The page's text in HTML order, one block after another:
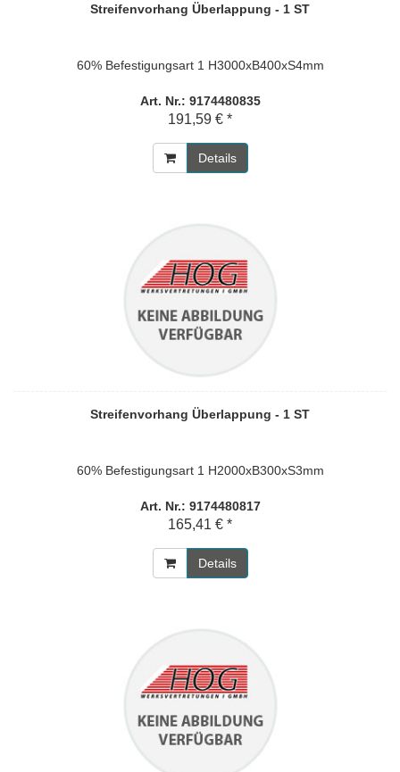
Streifenvorhang Überlappung - 1 ST
60% Befestigungsart 1 H3000xB400xS4mm
Art. Nr.: 9174480835
191,59 € *
Details
Streifenvorhang Überlappung - 1 ST
60% Befestigungsart 1 H2000xB300xS3mm
Art. Nr.: 9174480817
165,41 € *
Details